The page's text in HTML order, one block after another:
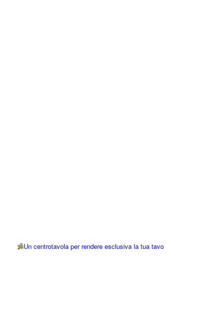
Un centrotavola per rendere esclusiva la tua tavo